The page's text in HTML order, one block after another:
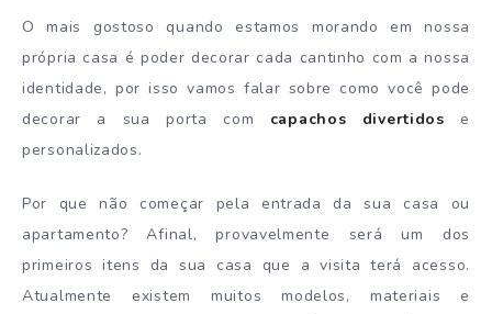
O mais gostoso quando estamos morando em nossa
própria casa é poder decorar cada cantinho com a nossa
identidade, por isso vamos falar sobre como você pode
decorar a sua porta com capachos divertidos e
personalizados.
Por que não começar pela entrada da sua casa ou
apartamento? Afinal, provavelmente será um dos
primeiros itens da sua casa que a visita terá acesso.
Atualmente existem muitos modelos, materiais e